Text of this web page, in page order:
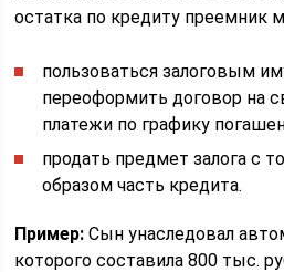
остатка по кредиту преемник
пользоваться залоговым
переоформить договор на
платежи по графику
продать предмет залога с
образом часть кредита.
Пример: Сын унаследовал
которого составила 800 тыс.